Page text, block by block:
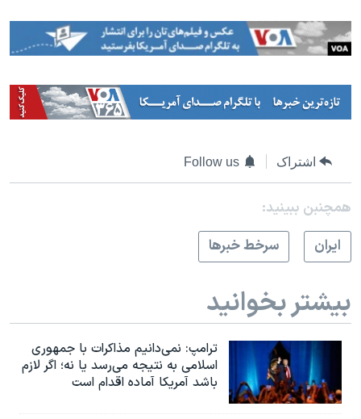
اشتراک Follow us
همچنبن ببینید:
ايران
سرخط خبرها
بیشتر بخوانید
ترامپ: نمی‌دانیم مذاکرات با جمهوری
اسلامی به نتیجه می‌رسد یا نه؛ اگر لازم
باشد آمریکا آماده اقدام است